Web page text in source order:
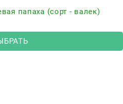
папаха (сорт - валек)